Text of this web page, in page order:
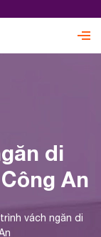
di
An
vách ngăn di